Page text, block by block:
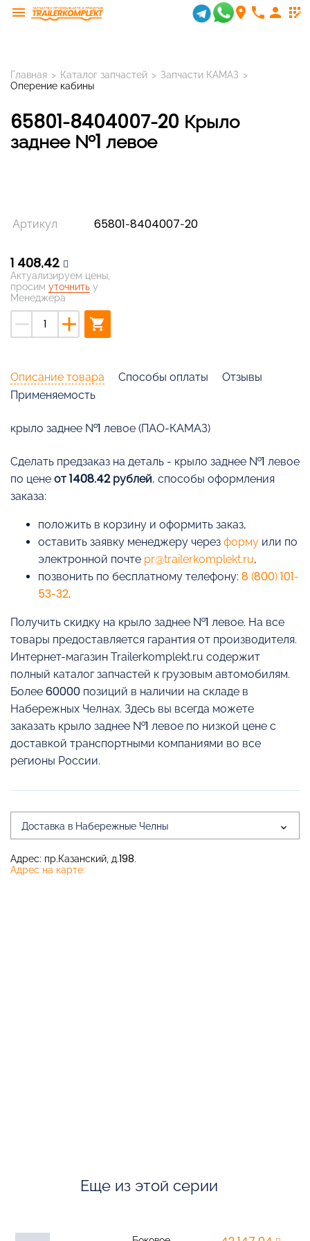
menu room phone person app_registration
Главная > Каталог запчастей > Запчасти КАМАЗ >
Оперение кабины
65801-8404007-20 Крыло
заднее №1 левое
Артикул 65801-8404007-20
1 408,42
Актуализируем цены,
просим уточнить у
Менеджера
remove add shopping_cart
Описание товара Способы оплаты
Отзывы
Применяемость
крыло заднее №1 левое (ПАО-КАМАЗ)
Cделать предзаказ на деталь - крыло заднее №1 левое
по цене от 1408.42 рублей, способы оформления
заказа:
положить в корзину и оформить заказ,
оставить заявку менеджеру через форму или по
электронной почте pr@trailerkomplekt.ru,
позвонить по бесплатному телефону: 8 (800) 101-
53-32.
Получить скидку на крыло заднее №1 левое. На все
товары предоставляется гарантия от производителя.
Интернет-магазин Trailerkomplekt.ru содержит
полный каталог запчастей к грузовым автомобилям.
Более 60000 позиций в наличии на складе в
Набережных Челнах. Здесь вы всегда можете
заказать крыло заднее №1 левое по низкой цене с
доставкой транспортными компаниями во все
регионы России.
Доставка в Набережные Челны
Адрес: пр.Казанский, д.198.
Адрес на карте:
Еще из этой серии